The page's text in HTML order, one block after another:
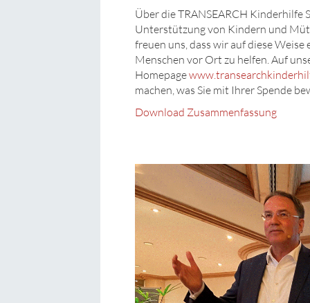
Über die TRANSEARCH
Unterstützung von Kindern und
freuen uns, dass wir auf diese
Menschen vor Ort zu helfen. Auf
Homepage
machen, was Sie mit Ihrer Spende
Download Zusammenfassung